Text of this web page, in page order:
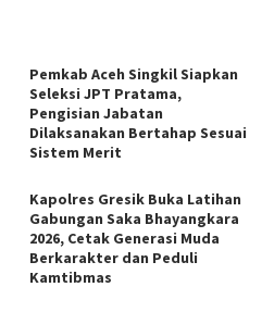
Pemkab Aceh Singkil Siapkan
Seleksi JPT Pratama,
Pengisian Jabatan
Dilaksanakan Bertahap Sesuai
Sistem Merit
Kapolres Gresik Buka Latihan
Gabungan Saka Bhayangkara
2026, Cetak Generasi Muda
Berkarakter dan Peduli
Kamtibmas